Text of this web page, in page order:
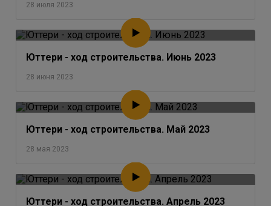
28 июля 2023
Юттери - ход строительства. Июнь 2023
28 июня 2023
Юттери - ход строительства. Май 2023
28 мая 2023
Юттери - ход строительства. Апрель 2023